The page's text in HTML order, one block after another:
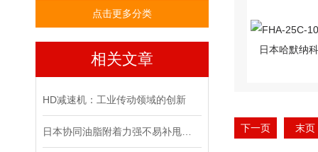
点击更多分类
相关文章
HD减速机：工业传动领域的创新
下一页 末页